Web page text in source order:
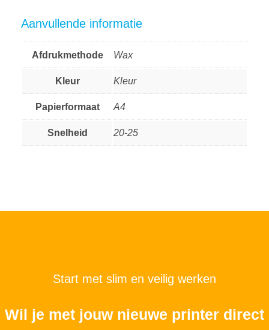
Aanvullende informatie
Afdrukmethode Wax
Kleur Kleur
Papierformaat A4
Snelheid 20-25
Start met slim en veilig werken
Wil je met jouw nieuwe printer direct